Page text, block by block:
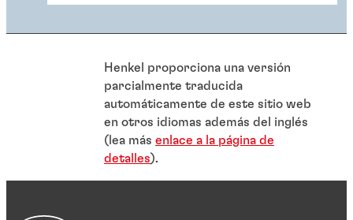
Henkel proporciona una versión
parcialmente traducida
automáticamente de este sitio web
en otros idiomas además del inglés
(lea más enlace a la página de
detalles).